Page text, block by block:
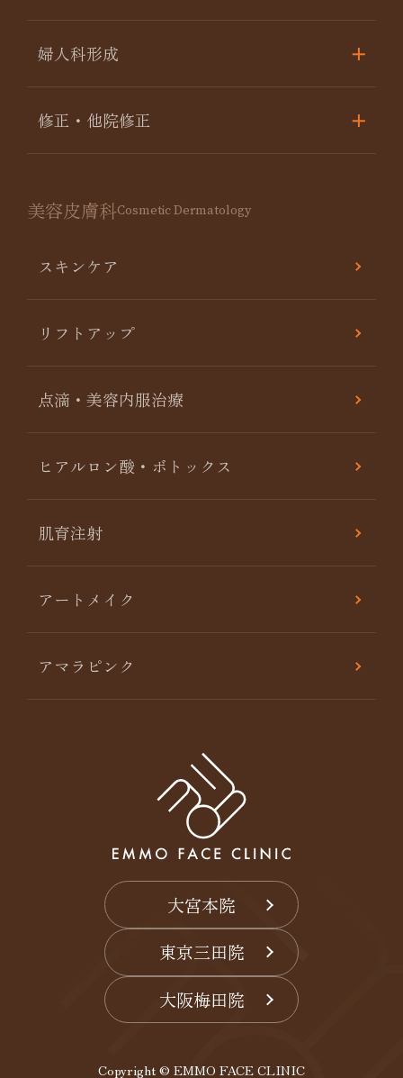
婦人科形成
修正・他院修正
美容皮膚科Cosmetic Dermatology
スキンケア
リフトアップ
点滴・美容内服治療
ヒアルロン酸・ボトックス
肌育注射
アートメイク
アマラピンク
大宮本院
東京三田院
大阪梅田院
Copyright © EMMO FACE CLINIC